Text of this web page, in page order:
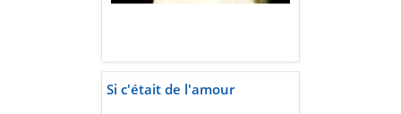
Si c'était de l'amour